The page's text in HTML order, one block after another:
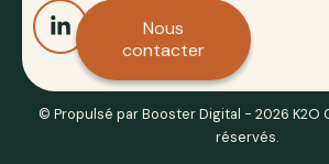
Nous
contacter
© Propulsé par Booster Digital - 2026 K2O
réservés.